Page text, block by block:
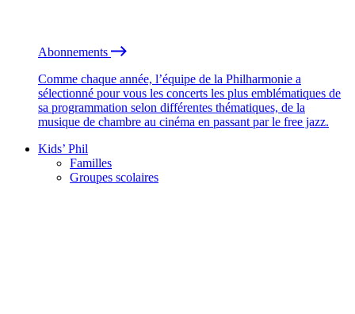
Abonnements
Comme chaque année, l’équipe de la Philharmonie a
sélectionné pour vous les concerts les plus emblématiques de
sa programmation selon différentes thématiques, de la
musique de chambre au cinéma en passant par le free jazz.
Kids’ Phil
Familles
Groupes scolaires